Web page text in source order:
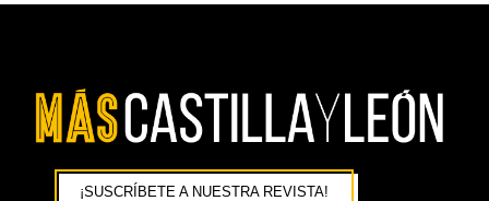
¡SUSCRÍBETE A NUESTRA REVISTA!